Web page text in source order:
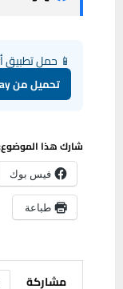
📱 حمل تطبيق
تحميل من Google Play
شارك هذا
فيس بوك
طباعة
مشاركة